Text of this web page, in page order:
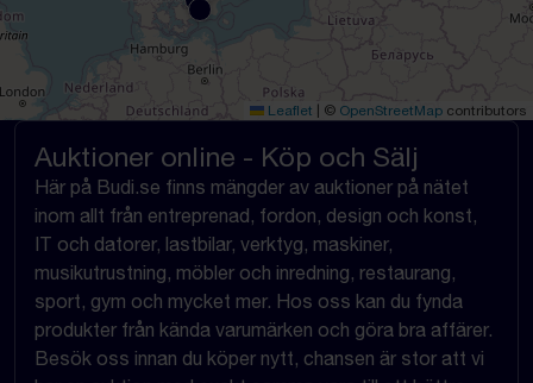
Leaflet © OpenStreetMap contributors
Auktioner online - Köp och Sälj
Här på Budi.se finns mängder av auktioner på nätet
inom allt från entreprenad, fordon, design och konst,
IT och datorer, lastbilar, verktyg, maskiner,
musikutrustning, möbler och inredning, restaurang,
sport, gym och mycket mer. Hos oss kan du fynda
produkter från kända varumärken och göra bra affärer.
Besök oss innan du köper nytt, chansen är stor att vi